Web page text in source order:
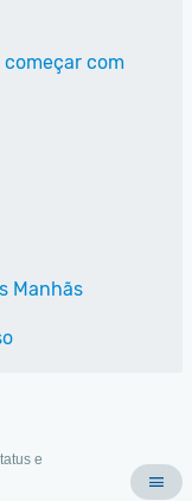
com
Manhãs
e